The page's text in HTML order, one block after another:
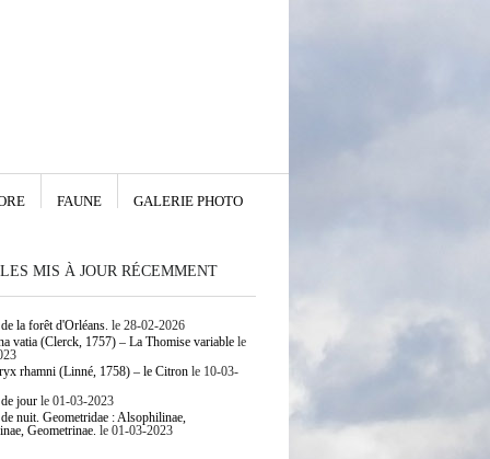
FAUNE GALERIE PHOTO
MIS À JOUR RÉCEMMENT
la forêt d'Orléans. le 28-02-2026
vatia (Clerck, 1757) – La Thomise variablele
rhamni (Linné, 1758) – le Citronle 10-03-
jourle 01-03-2023
nuit. Geometridae : Alsophilinae,
Geometrinae. le 01-03-2023